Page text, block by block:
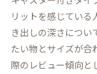
リットを感じている
き出しの深さについ
たい物とサイズが合
際のレビュー傾向と